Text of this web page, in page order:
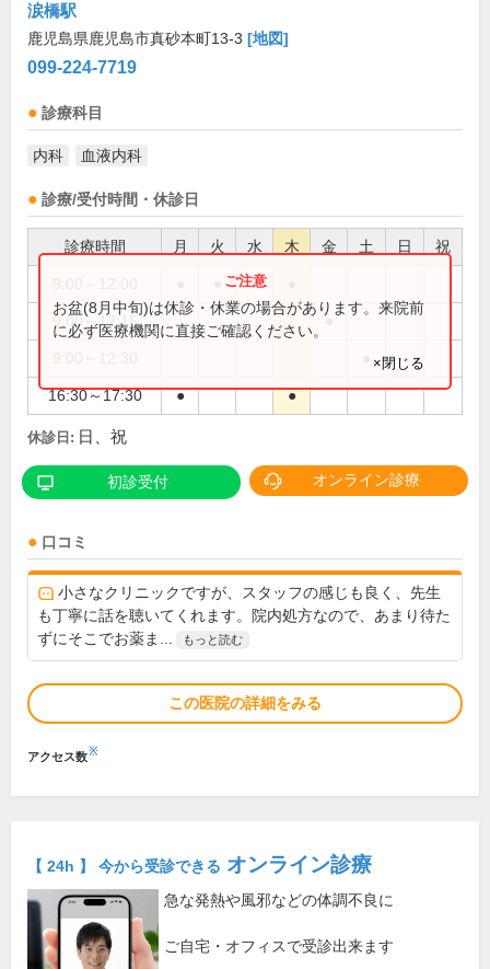
涙橋駅
鹿児島県鹿児島市真砂本町13-3 [地図]
099-224-7719
診療科目
内科 血液内科
診療/受付時間・休診日
診療時間 月 火 水 木 金 土 日 祝
●
9:00～12:15 ●
16:30～17:30 ● ●
お盆(8月中旬)は休診・休業の場合があります。来院前
に必ず医療機関に直接ご確認ください。
×閉じる
休診日: 日、祝
初診受付 オンライン診療
口コミ
小さなクリニックですが、スタッフの感じも良く、先生
も丁寧に話を聴いてくれます。院内処方なので、あまり待た
ずにそこでお薬ま...
もっと読む
この医院の詳細をみる
アクセス数※
【 24h 】 今から受診できる オンライン診療
急な発熱や風邪などの体調不良に
ご自宅・オフィスで受診出来ます